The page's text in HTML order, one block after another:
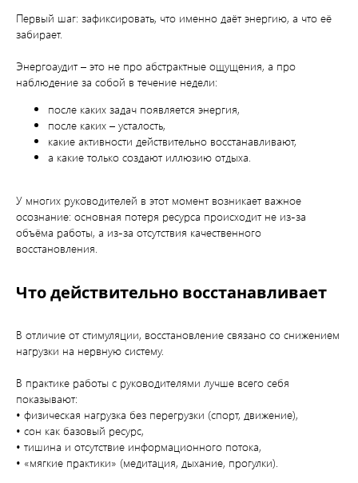
Первый шаг: зафиксировать, что именно даёт энергию, а что её
забирает.
Энергоаудит – это не про абстрактные ощущения, а про
наблюдение за собой в течение недели:
после каких задач появляется энергия,
после каких – усталость,
какие активности действительно восстанавливают,
а какие только создают иллюзию отдыха.
У многих руководителей в этот момент возникает важное
осознание: основная потеря ресурса происходит не из-за
объёма работы, а из-за отсутствия качественного
восстановления.
Что действительно восстанавливает
В отличие от стимуляции, восстановление связано со снижением
нагрузки на нервную систему.
В практике работы с руководителями лучше всего себя
показывают:
• физическая нагрузка без перегрузки (спорт, движение),
• сон как базовый ресурс,
• тишина и отсутствие информационного потока,
• «мягкие практики» (медитация, дыхание, прогулки).